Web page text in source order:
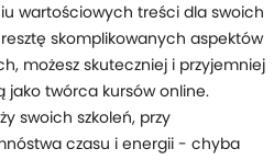
wartościowych treści dla swoich
skomplikowanych aspektów
możesz skuteczniej i przyjemniej
jako twórca kursów online.
swoich szkoleń, przy
czasu i energii - chyba